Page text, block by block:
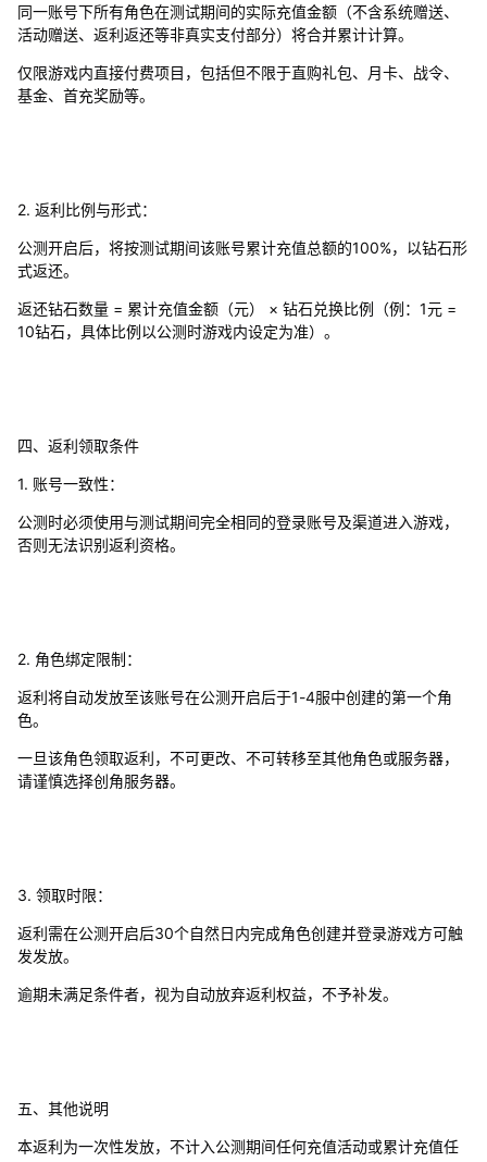
同一账号下所有角色在测试期间的实际充值金额（不含系统赠送、
活动赠送、返利返还等非真实支付部分）将合并累计计算。
仅限游戏内直接付费项目，包括但不限于直购礼包、月卡、战令、
基金、首充奖励等。
2. 返利比例与形式：
公测开启后，将按测试期间该账号累计充值总额的100%，以钻石形
式返还。
返还钻石数量 = 累计充值金额（元） × 钻石兑换比例（例：1元 =
10钻石，具体比例以公测时游戏内设定为准）。
四、返利领取条件
1. 账号一致性：
公测时必须使用与测试期间完全相同的登录账号及渠道进入游戏，
否则无法识别返利资格。
2. 角色绑定限制：
返利将自动发放至该账号在公测开启后于1-4服中创建的第一个角
色。
一旦该角色领取返利，不可更改、不可转移至其他角色或服务器，
请谨慎选择创角服务器。
3. 领取时限：
返利需在公测开启后30个自然日内完成角色创建并登录游戏方可触
发发放。
逾期未满足条件者，视为自动放弃返利权益，不予补发。
五、其他说明
本返利为一次性发放，不计入公测期间任何充值活动或累计充值任